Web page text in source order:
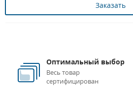
Заказать
Оптимальный выбор
Весь товар
сертифицирован